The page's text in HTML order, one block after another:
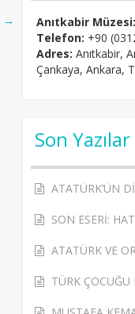
→ Anıtkabir Müzesi:
Telefon: +90
Adres: Anıtkabir,
Çankaya, Ankara,
Son Yazılar
ATATÜRK’ÜN
SON ESERİ:
ATATÜRK VE
TÜRK